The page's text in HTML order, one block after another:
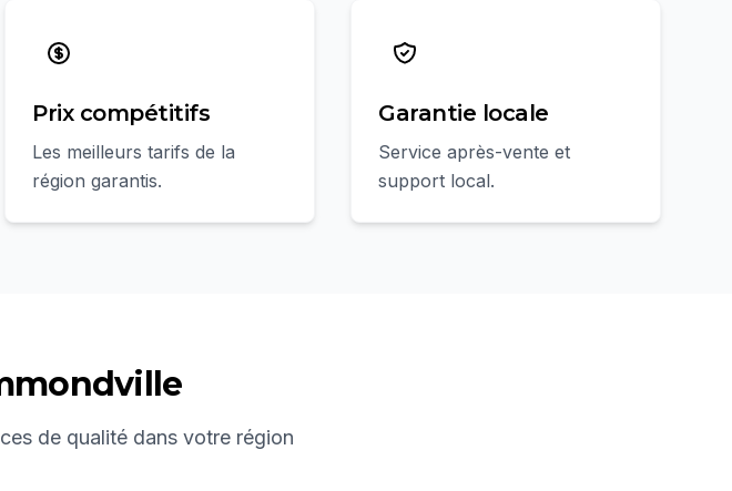
Prix compétitifs
Les meilleurs tarifs de la
région garantis.
Garantie locale
Service après-vente et
support local.
de qualité dans votre région